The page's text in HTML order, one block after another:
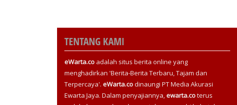
TENTANG KAMI
eWarta.co adalah situs berita online yang
menghadirkan 'Berita-Berita Terbaru, Tajam dan
Terpercaya'. eWarta.codinaungi PT Media Akurasi
Ewarta Jaya. Dalam penyajiannya, ewarta.coterus